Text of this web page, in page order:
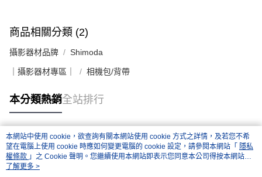
商品相關分類 (2)
攝影器材品牌 Shimoda
｜攝影器材專區｜ 相機包/背帶
本分類熱銷全站排行
熱門標籤
本網站中使用 cookie，欲查詢有關本網站使用 cookie 方式之詳情，及若您不希
望在電腦上使用 cookie 時應如何變更電腦的 cookie 設定，請參閱本網站「 隱私
權條款 」之 Cookie 聲明。您繼續使用本網站即表示您同意本公司得按本網站使
用條款之 Cookie 聲明使用 cookie。
了解更多 >